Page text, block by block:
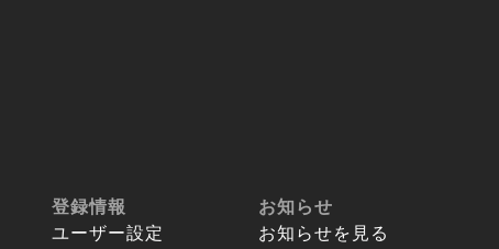
登録情報
ユーザー設定
お知らせ
お知らせを見る